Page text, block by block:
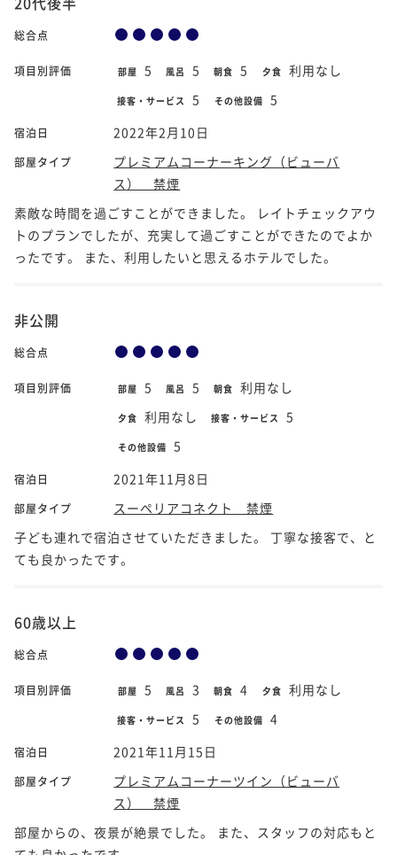
総合点
項目別評価 部屋 5 風呂 5 朝食 5 夕食 利用なし
接客・サービス 5 その他設備 5
宿泊日 2022年2月10日
部屋タイプ
プレミアムコーナーキング（ビューバ
ス） 禁煙
素敵な時間を過ごすことができました。 レイトチェックアウ
トのプランでしたが、充実して過ごすことができたのでよか
ったです。 また、利用したいと思えるホテルでした。
非公開
総合点
項目別評価 部屋 5 風呂 5 朝食 利用なし
夕食 利用なし 接客・サービス 5
その他設備 5
宿泊日 2021年11月8日
部屋タイプ
スーペリアコネクト 禁煙
子ども連れで宿泊させていただきました。 丁寧な接客で、と
ても良かったです。
60歳以上
総合点
項目別評価 部屋 5 風呂 3 朝食 4 夕食 利用なし
接客・サービス 5 その他設備 4
宿泊日 2021年11月15日
部屋タイプ
プレミアムコーナーツイン（ビューバ
ス） 禁煙
部屋からの、夜景が絶景でした。 また、スタッフの対応もと